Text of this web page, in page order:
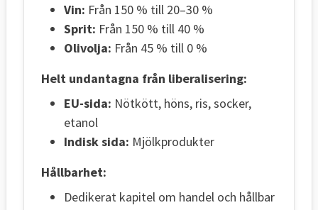
Vin: Från 150 % till 20–30 %
Sprit: Från 150 % till 40 %
Olivolja: Från 45 % till 0 %
Helt undantagna från liberalisering:
EU-sida: Nötkött, höns, ris, socker,
etanol
Indisk sida: Mjölkprodukter
Hållbarhet:
Dedikerat kapitel om handel och hållbar